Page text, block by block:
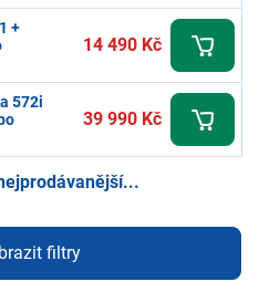
+
14 490 Kč
572i
39 990 Kč
filtry